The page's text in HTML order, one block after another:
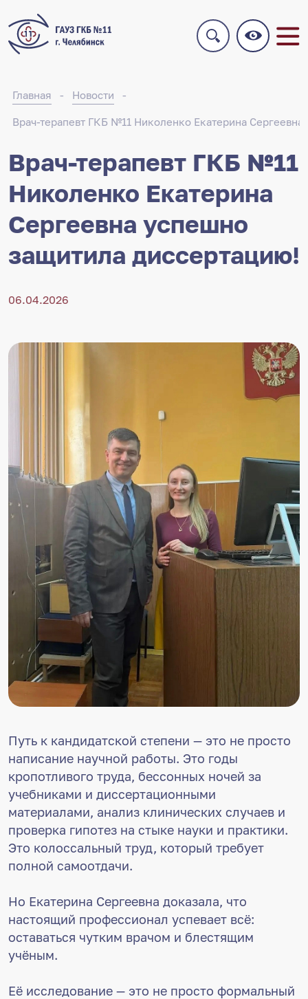
Главная Новости
Врач-терапевт ГКБ №11 Николенко Екатерина
Врач-терапевт ГКБ №11
Николенко Екатерина
Сергеевна успешно
защитила диссертацию!
06.04.2026
Путь к кандидатской степени — это не просто
написание научной работы. Это годы
кропотливого труда, бессонных ночей за
учебниками и диссертационными
материалами, анализ клинических случаев и
проверка гипотез на стыке науки и практики.
Это колоссальный труд, который требует
полной самоотдачи.
Но Екатерина Сергеевна доказала, что
настоящий профессионал успевает всё:
оставаться чутким врачом и блестящим
учёным.
Её исследование — это не просто формальный